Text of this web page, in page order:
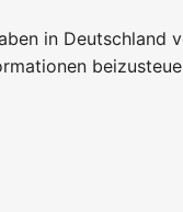
in Deutschland